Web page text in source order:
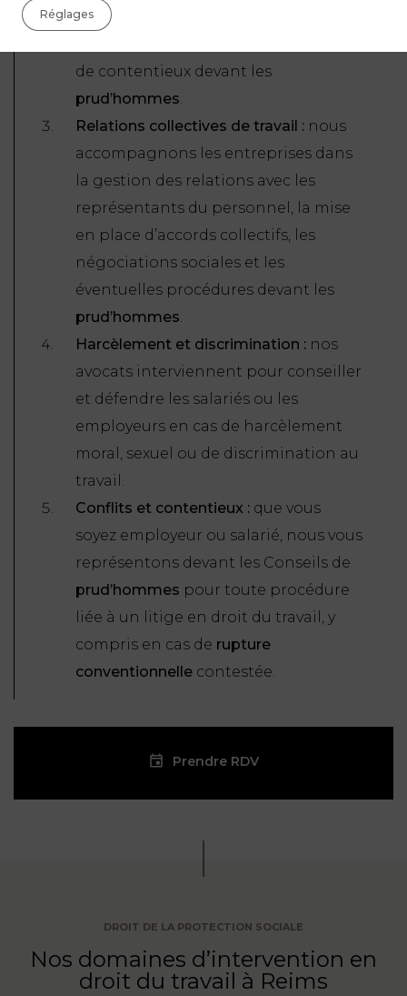
pour assurer le bon déroulement de
de contentieux devant les
prud’hommes.
Relations collectives de travail : nous
accompagnons les entreprises dans
la gestion des relations avec les
représentants du personnel, la mise
en place d’accords collectifs, les
négociations sociales et les
éventuelles procédures devant les
prud’hommes.
Harcèlement et discrimination : nos
avocats interviennent pour conseiller
et défendre les salariés ou les
employeurs en cas de harcèlement
moral, sexuel ou de discrimination au
travail.
Conflits et contentieux : que vous
soyez employeur ou salarié, nous vous
représentons devant les Conseils de
prud’hommes pour toute procédure
liée à un litige en droit du travail, y
compris en cas de rupture
conventionnelle contestée.
Prendre RDV
DROIT DE LA PROTECTION SOCIALE
Nos domaines d’intervention en
droit du travail à Reims
Réglages